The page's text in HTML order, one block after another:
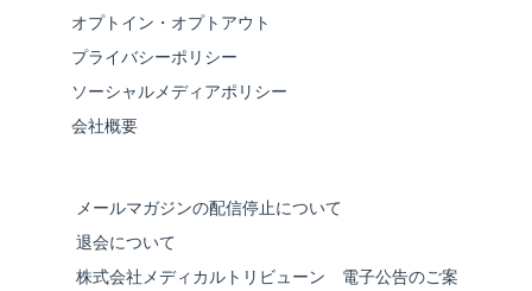
オプトイン・オプトアウト
プライバシーポリシー
ソーシャルメディアポリシー
会社概要
メールマガジンの配信停止について
退会について
株式会社メディカルトリビューン 電子公告のご案